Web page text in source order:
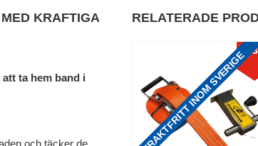
KRAFTIGA
ta hem band i
och täcker de
RELATERADE
13
FRAKTFRITT INOM SVERIGE